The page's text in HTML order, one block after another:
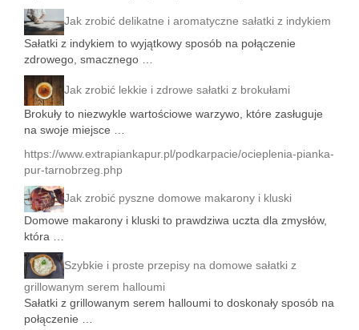
Jak zrobić delikatne i aromatyczne sałatki z indykiem
Sałatki z indykiem to wyjątkowy sposób na połączenie
zdrowego, smacznego …
Jak zrobić lekkie i zdrowe sałatki z brokułami
Brokuły to niezwykle wartościowe warzywo, które zasługuje
na swoje miejsce …
https://www.extrapiankapur.pl/podkarpacie/ocieplenia-pianka-
pur-tarnobrzeg.php
Jak zrobić pyszne domowe makarony i kluski
Domowe makarony i kluski to prawdziwa uczta dla zmysłów,
która …
Szybkie i proste przepisy na domowe sałatki z
grillowanym serem halloumi
Sałatki z grillowanym serem halloumi to doskonały sposób na
połączenie …